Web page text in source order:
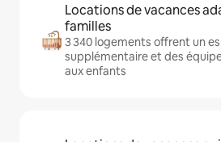
Locations de vacances
familles
3 340 logements offrent un
supplémentaire et des
aux enfants